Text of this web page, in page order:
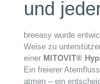
und
breeasy wurde
Weise zu
einer MITOVIT®
Ein freierer
atmen – ein